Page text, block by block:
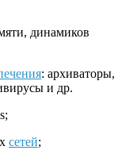
динамиков
: архиваторы,
и др.
сетей;